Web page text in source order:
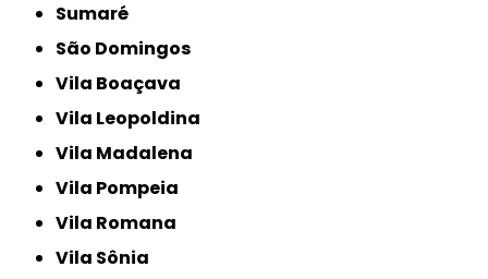
Sumaré
São Domingos
Vila Boaçava
Vila Leopoldina
Vila Madalena
Vila Pompeia
Vila Romana
Vila Sônia